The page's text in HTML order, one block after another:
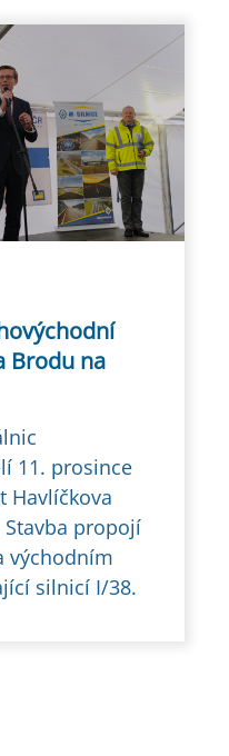
Brodu na
11. prosince
Havlíčkova
propojí
východním
silnicí I/38.